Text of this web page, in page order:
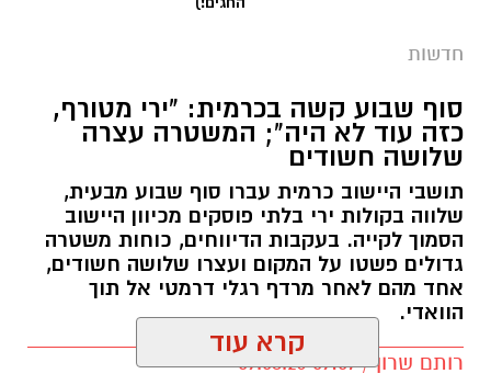
חדשות
סוף שבוע קשה בכרמית: "ירי מטורף,
כזה עוד לא היה"; המשטרה עצרה
שלושה חשודים
תושבי היישוב כרמית עברו סוף שבוע מבעית,
שלווה בקולות ירי בלתי פוסקים מכיוון היישוב
הסמוך לקייה. בעקבות הדיווחים, כוחות משטרה
גדולים פשטו על המקום ועצרו שלושה חשודים,
אחד מהם לאחר מרדף רגלי דרמטי אל תוך
הוואדי.
רותם שרון / 09:07 09.08.26
קרא עוד